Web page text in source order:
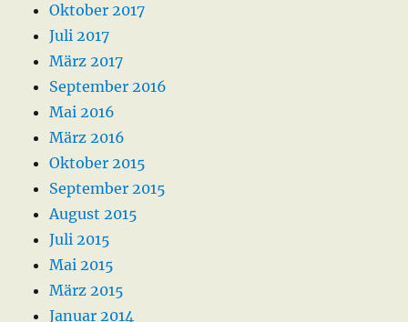
Oktober 2017
Juli 2017
März 2017
September 2016
Mai 2016
März 2016
Oktober 2015
September 2015
August 2015
Juli 2015
Mai 2015
März 2015
Januar 2014